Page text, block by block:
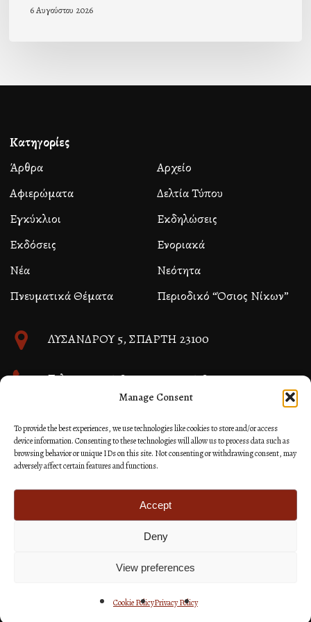
Manage Consent
To provide the best experiences, we use technologies like cookies to store and/or access
device information. Consenting to these technologies will allow us to process data such as
browsing behavior or unique IDs on this site. Not consenting or withdrawing consent, may
adversely affect certain features and functions.
Accept
Deny
View preferences
Cookie PolicyPrivacy Policy
6 Αυγούστου 2026
Κατηγορίες
Άρθρα
Αρχείο
Αφιερώματα
Δελτία Τύπου
Εγκύκλιοι
Εκδηλώσεις
Εκδόσεις
Ενοριακά
Νέα
Νεότητα
Πνευματικά Θέματα
Περιοδικό “Όσιος Νίκων”
ΛΥΣΑΝΔΡΟΥ 5, ΣΠΑΡΤΗ 23100
Τηλ. 27310 26580 και 27310 26581
Κατασκευή Ιστοσελίδων Site as you GO: Falcon από
Hellenic Technologies